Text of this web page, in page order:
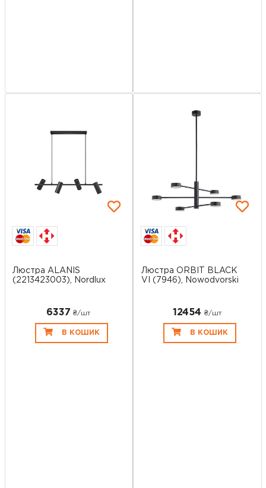
Люстра ALANIS
(2213423003), Nordlux
6337 ₴/шт
В КОШИК
Люстра ORBIT BLACK
VI (7946), Nowodvorski
12454 ₴/шт
В КОШИК